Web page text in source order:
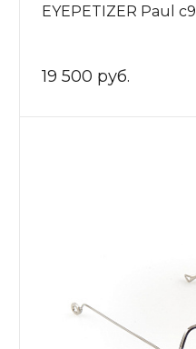
EYEPETIZER Paul c9
19 500 руб.